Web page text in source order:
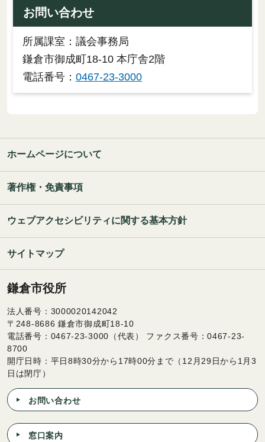
お問い合わせ
所属課室：議会事務局
鎌倉市御成町18-10 本庁舎2階
電話番号： 0467-23-3000
ホームページについて
著作権・免責事項
ウェブアクセシビリティに関する基本方針
サイトマップ
鎌倉市役所
法人番号：3000020142042
〒248-8686 鎌倉市御成町18-10
電話番号：0467-23-3000（代表） ファクス番号：0467-23-
8700
開庁日時：平日8時30分から17時00分まで（12月29日から1月3
日は閉庁）
お問い合わせ
窓口案内